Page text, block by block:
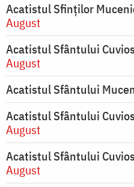
Acatistul Sfinților
August
Acatistul Sfântului
August
Acatistul Sfântului
Acatistul Sfântului
August
Acatistul Sfântului
August